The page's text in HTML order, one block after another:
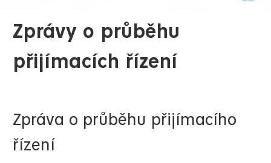
Zprávy o průběhu
přijímacích řízení
Zpráva o průběhu přijímacího
řízení